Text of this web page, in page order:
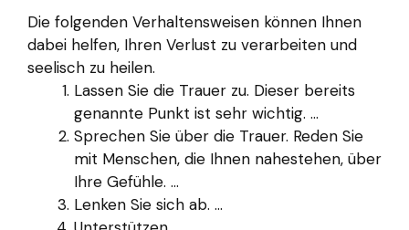
Die folgenden Verhaltensweisen können Ihnen
dabei helfen, Ihren Verlust zu verarbeiten und
seelisch zu heilen.
Lassen Sie die Trauer zu. Dieser bereits
genannte Punkt ist sehr wichtig. ...
Sprechen Sie über die Trauer. Reden Sie
mit Menschen, die Ihnen nahestehen, über
Ihre Gefühle. ...
Lenken Sie sich ab. ...